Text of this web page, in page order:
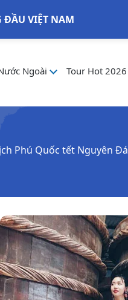
ĐẦU VIỆT NAM
Ngoài Tour Hot
Phú Quốc tết Nguyên